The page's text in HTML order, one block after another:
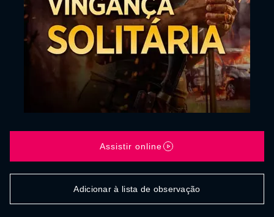
Assistir online
Adicionar à lista de observação